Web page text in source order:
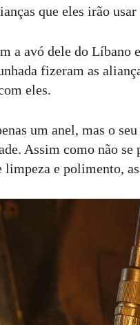
que eles irão
a avó dele do
fizeram as
eles.
um anel, mas o
Assim como não
limpeza e polimento,